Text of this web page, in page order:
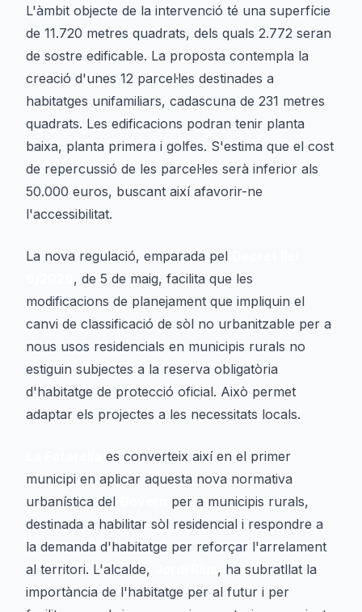
L'àmbit objecte de la intervenció té una superfície
de 11.720 metres quadrats, dels quals 2.772 seran
de sostre edificable. La proposta contempla la
creació d'unes 12 parcel·les destinades a
habitatges unifamiliars, cadascuna de 231 metres
quadrats. Les edificacions podran tenir planta
baixa, planta primera i golfes. S'estima que el cost
de repercussió de les parcel·les serà inferior als
50.000 euros, buscant així afavorir-ne
l'accessibilitat.
La nova regulació, emparada pel
, de 5 de maig, facilita que les
modificacions de planejament que impliquin el
canvi de classificació de sòl no urbanitzable per a
nous usos residencials en municipis rurals no
estiguin subjectes a la reserva obligatòria
d'habitatge de protecció oficial. Això permet
adaptar els projectes a les necessitats locals.
es converteix així en el primer
municipi en aplicar aquesta nova normativa
urbanística del
per a municipis rurals,
destinada a habilitar sòl residencial i respondre a
la demanda d'habitatge per reforçar l'arrelament
al territori. L'alcalde,
, ha subratllat la
importància de l'habitatge per al futur i per